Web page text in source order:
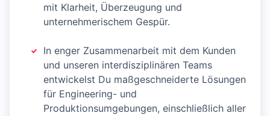
mit Klarheit, Überzeugung und
unternehmerischem Gespür.
In enger Zusammenarbeit mit dem Kunden
und unseren interdisziplinären Teams
entwickelst Du maßgeschneiderte Lösungen
für Engineering- und
Produktionsumgebungen, einschließlich aller